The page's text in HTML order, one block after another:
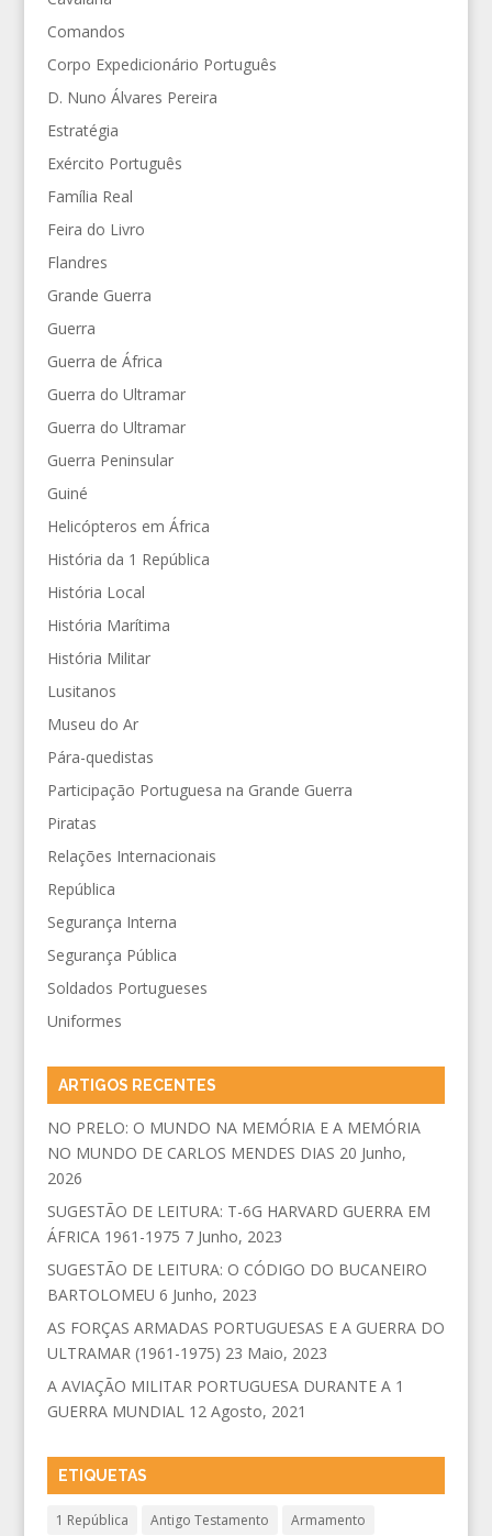
Comandos
Corpo Expedicionário Português
D. Nuno Álvares Pereira
Estratégia
Exército Português
Família Real
Feira do Livro
Flandres
Grande Guerra
Guerra
Guerra de África
Guerra do Ultramar
Guerra do Ultramar
Guerra Peninsular
Guiné
Helicópteros em África
História da 1 República
História Local
História Marítima
História Militar
Lusitanos
Museu do Ar
Pára-quedistas
Participação Portuguesa na Grande Guerra
Piratas
Relações Internacionais
República
Segurança Interna
Segurança Pública
Soldados Portugueses
Uniformes
ARTIGOS RECENTES
NO PRELO: O MUNDO NA MEMÓRIA E A MEMÓRIA
NO MUNDO DE CARLOS MENDES DIAS 20 Junho,
2026
SUGESTÃO DE LEITURA: T-6G HARVARD GUERRA EM
ÁFRICA 1961-1975 7 Junho, 2023
SUGESTÃO DE LEITURA: O CÓDIGO DO BUCANEIRO
BARTOLOMEU 6 Junho, 2023
AS FORÇAS ARMADAS PORTUGUESAS E A GUERRA DO
ULTRAMAR (1961-1975) 23 Maio, 2023
A AVIAÇÃO MILITAR PORTUGUESA DURANTE A 1
GUERRA MUNDIAL 12 Agosto, 2021
ETIQUETAS
1 República Antigo Testamento
Armamento